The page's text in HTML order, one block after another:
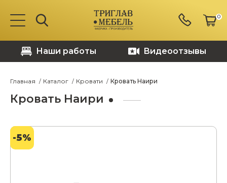
0
Наши работы Видеоотзывы
Главная Каталог Кровати Кровать Наири
Кровать Наири
-5%